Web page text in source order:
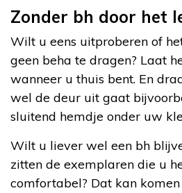
Zonder bh door het
Wilt u eens uitproberen of
geen beha te dragen? Laat
wanneer u thuis bent. En
wel de deur uit gaat
sluitend hemdje onder uw
Wilt u liever wel een bh
zitten de exemplaren die u
comfortabel? Dat kan